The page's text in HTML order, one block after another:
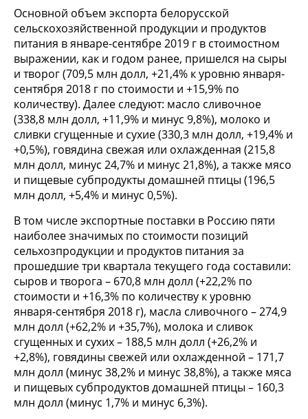
Основной объем экспорта белорусской
сельскохозяйственной продукции и продуктов
питания в январе-сентябре 2019 г в стоимостном
выражении, как и годом ранее, пришелся на сыры
и творог (709,5 млн долл, +21,4% к уровню января-
сентября 2018 г по стоимости и +15,9% по
количеству). Далее следуют: масло сливочное
(338,8 млн долл, +11,9% и минус 9,8%), молоко и
сливки сгущенные и сухие (330,3 млн долл, +19,4% и
+0,5%), говядина свежая или охлажденная (215,8
млн долл, минус 24,7% и минус 21,8%), а также мясо
и пищевые субпродукты домашней птицы (196,5
млн долл, +5,4% и минус 0,5%).
В том числе экспортные поставки в Россию пяти
наиболее значимых по стоимости позиций
сельхозпродукции и продуктов питания за
прошедшие три квартала текущего года составили:
сыров и творога – 670,8 млн долл (+22,2% по
стоимости и +16,3% по количеству к уровню
января-сентября 2018 г), масла сливочного – 274,9
млн долл (+62,2% и +35,7%), молока и сливок
сгущенных и сухих – 188,5 млн долл (+26,2% и
+2,8%), говядины свежей или охлажденной – 171,7
млн долл (минус 38,2% и минус 38,8%), а также мяса
и пищевых субпродуктов домашней птицы – 160,3
млн долл (минус 1,7% и минус 6,3%).